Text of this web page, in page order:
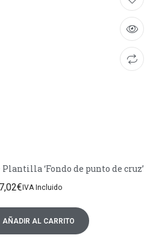
‘Fondo de punto de cruz’
7,02€IVA Incluido
AÑADIR AL CARRITO